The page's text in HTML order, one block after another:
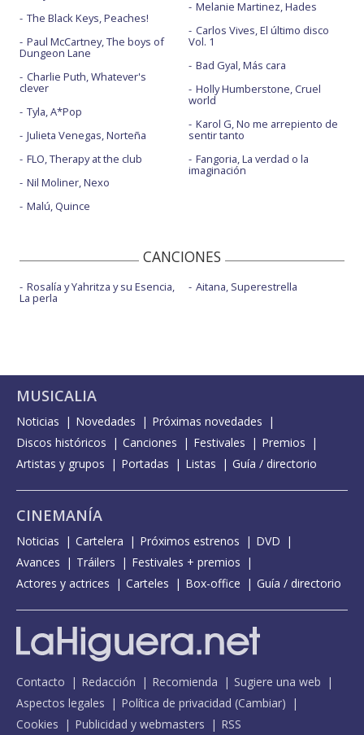
The Black Keys, Peaches!
Paul McCartney, The boys of
Dungeon Lane
Charlie Puth, Whatever's
clever
Tyla, A*Pop
Julieta Venegas, Norteña
FLO, Therapy at the club
Nil Moliner, Nexo
Malú, Quince
Melanie Martinez, Hades
Carlos Vives, El último disco
Vol. 1
Bad Gyal, Más cara
Holly Humberstone, Cruel
world
Karol G, No me arrepiento de
sentir tanto
Fangoria, La verdad o la
imaginación
CANCIONES
Rosalía y Yahritza y su Esencia,
La perla
Aitana, Superestrella
MUSICALIA
Noticias Novedades
Próximas novedades
Discos históricos
Canciones Festivales
Premios
Artistas y grupos
Portadas Listas Guía / directorio
CINEMANÍA
Noticias Cartelera Próximos estrenos
DVD
Avances
Tráilers
Festivales + premios
Actores y actrices
Carteles Box-office Guía / directorio
Contacto Redacción Recomienda
Sugiere una web
Aspectos legales
Política de privacidad (Cambiar)
Cookies
Publicidad y webmasters RSS